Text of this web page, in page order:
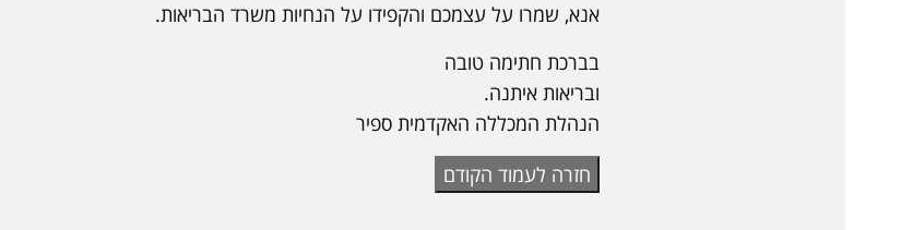
אנא, שמרו על עצמכם והקפידו על הנחיות משרד הבריאות.
בברכת חתימה טובה
ובריאות איתנה.
הנהלת המכללה האקדמית ספיר
חזרה לעמוד הקודם